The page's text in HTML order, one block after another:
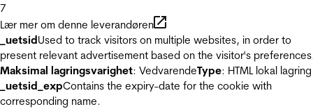
7
Lær mer om denne leverandøren
_uetsidUsed to track visitors on multiple websites, in order to
present relevant advertisement based on the visitor's
Maksimal lagringsvarighet: VedvarendeType: HTML lokal lagring
_uetsid_expContains the expiry-date for the cookie with
corresponding name.